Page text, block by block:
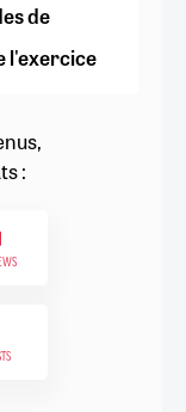
de
l'exercice
: